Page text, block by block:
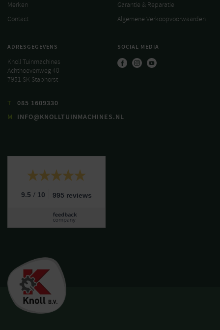
Merken
Contact
Garantie & Reparatie
Algemene Verkoopvoorwaarden
ADRESGEGEVENS
Knoll Tuinmachines
Achthoevenweg 40
7951 SK Staphorst
T
085 1609330
M
INFO@KNOLLTUINMACHINES.NL
SOCIAL MEDIA
9.5 / 10 995 reviews